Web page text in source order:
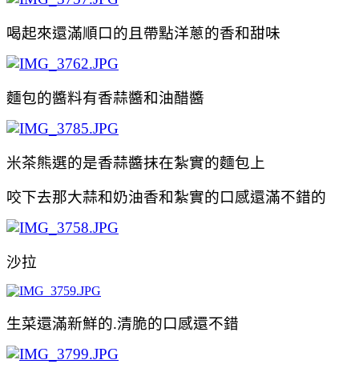
喝起來還滿順口的且帶點洋蔥的香和甜味
麵包的醬料有香蒜醬和油醋醬
米茶熊選的是香蒜醬抹在紮實的麵包上
咬下去那大蒜和奶油香和紮實的口感還滿不錯的
沙拉
生菜還滿新鮮的.清脆的口感還不錯